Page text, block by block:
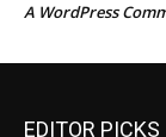
A WordPress
EDITOR PICKS